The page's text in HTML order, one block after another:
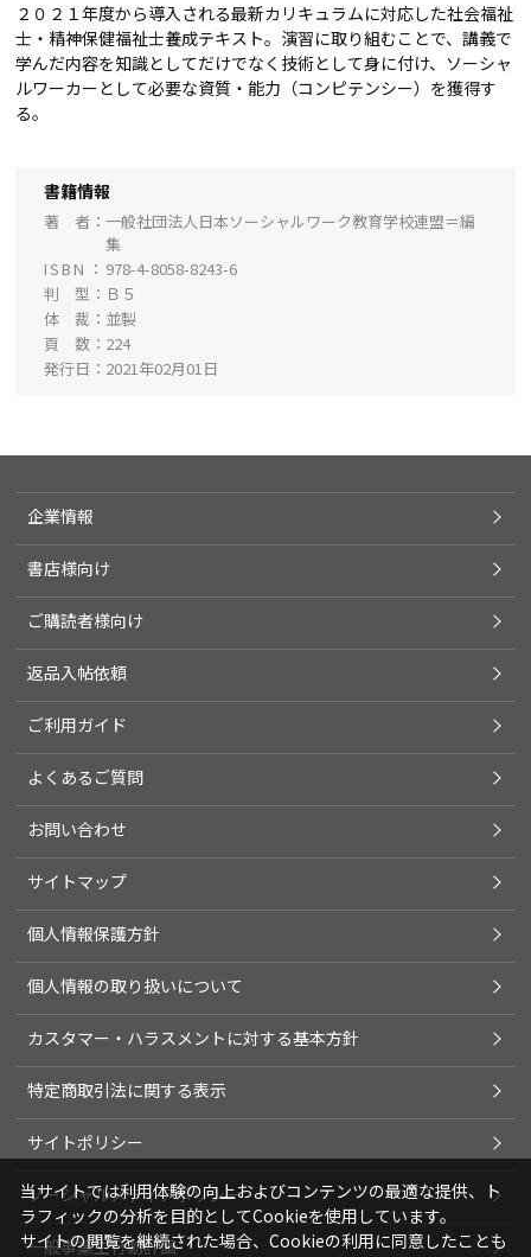
２０２１年度から導入される最新カリキュラムに対応した社会福祉
士・精神保健福祉士養成テキスト。演習に取り組むことで、講義で
学んだ内容を知識としてだけでなく技術として身に付け、ソーシャ
ルワーカーとして必要な資質・能力（コンピテンシー）を獲得す
る。
書籍情報
著 者
一般社団法人日本ソーシャルワーク教育学校連盟＝編
集
ISBN
978-4-8058-8243-6
判 型
Ｂ５
体 裁
並製
頁 数
224
発行日
2021年02月01日
企業情報
書店様向け
ご購読者様向け
返品入帖依頼
ご利用ガイド
よくあるご質問
お問い合わせ
サイトマップ
個人情報保護方針
個人情報の取り扱いについて
カスタマー・ハラスメントに対する基本方針
特定商取引法に関する表示
サイトポリシー
ソーシャルメディアポリシー
一般事業主行動計画
当サイトでは利用体験の向上およびコンテンツの最適な提供、ト
ラフィックの分析を目的としてCookieを使用しています。
サイトの閲覧を継続された場合、Cookieの利用に同意したことも